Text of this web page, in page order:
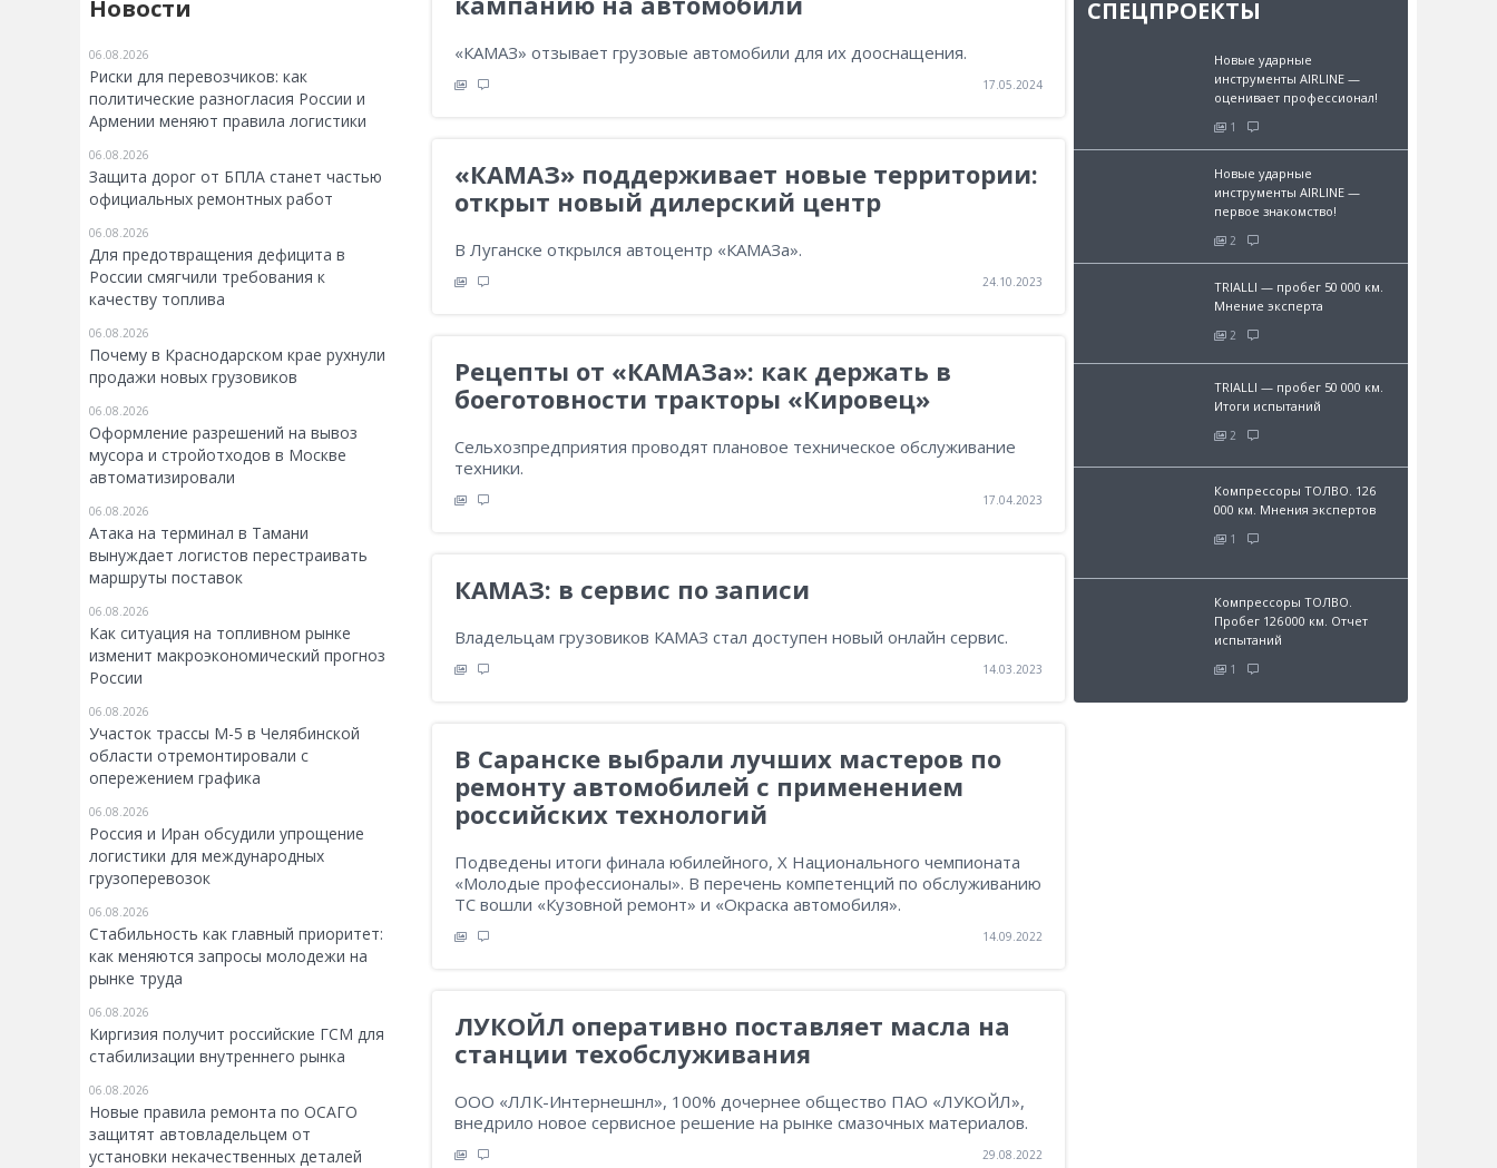
Новости
06.08.2026
Риски для перевозчиков: как
политические разногласия России и
Армении меняют правила логистики
06.08.2026
Защита дорог от БПЛА станет частью
официальных ремонтных работ
06.08.2026
Для предотвращения дефицита в
России смягчили требования к
качеству топлива
06.08.2026
Почему в Краснодарском крае рухнули
продажи новых грузовиков
06.08.2026
Оформление разрешений на вывоз
мусора и стройотходов в Москве
автоматизировали
06.08.2026
Атака на терминал в Тамани
вынуждает логистов перестраивать
маршруты поставок
06.08.2026
Как ситуация на топливном рынке
изменит макроэкономический прогноз
России
06.08.2026
Участок трассы М-5 в Челябинской
области отремонтировали с
опережением графика
06.08.2026
Россия и Иран обсудили упрощение
логистики для международных
грузоперевозок
06.08.2026
Стабильность как главный приоритет:
как меняются запросы молодежи на
рынке труда
06.08.2026
Киргизия получит российские ГСМ для
стабилизации внутреннего рынка
06.08.2026
Новые правила ремонта по ОСАГО
защитят автовладельцем от
установки некачественных деталей
«КАМАЗ» отзывает грузовые автомобили для их дооснащения.
17.05.2024
«КАМАЗ» поддерживает новые территории:
открыт новый дилерский центр
В Луганске открылся автоцентр «КАМАЗа».
24.10.2023
Рецепты от «КАМАЗа»: как держать в
боеготовности тракторы «Кировец»
Сельхозпредприятия проводят плановое техническое обслуживание
техники.
17.04.2023
КАМАЗ: в сервис по записи
Владельцам грузовиков КАМАЗ стал доступен новый онлайн сервис.
14.03.2023
В Саранске выбрали лучших мастеров по
ремонту автомобилей с применением
российских технологий
Подведены итоги финала юбилейного, X Национального чемпионата
«Молодые профессионалы». В перечень компетенций по обслуживанию
ТС вошли «Кузовной ремонт» и «Окраска автомобиля».
14.09.2022
ЛУКОЙЛ оперативно поставляет масла на
станции техобслуживания
ООО «ЛЛК-Интернешнл», 100% дочернее общество ПАО «ЛУКОЙЛ»,
внедрило новое сервисное решение на рынке см​азочных материалов.
29.08.2022
СПЕЦПРОЕКТЫ
Новые ударные
инструменты AIRLINE —
оценивает профессионал!
1
Новые ударные
инструменты AIRLINE —
первое знакомство!
2
TRIALLI — пробег 50 000 км.
Мнение эксперта
2
TRIALLI — пробег 50 000 км.
Итоги испытаний
2
Компрессоры ТОЛВО. 126
000 км. Мнения экспертов
1
Компрессоры ТОЛВО.
Пробег 126 000 км. Отчет
испытаний
1